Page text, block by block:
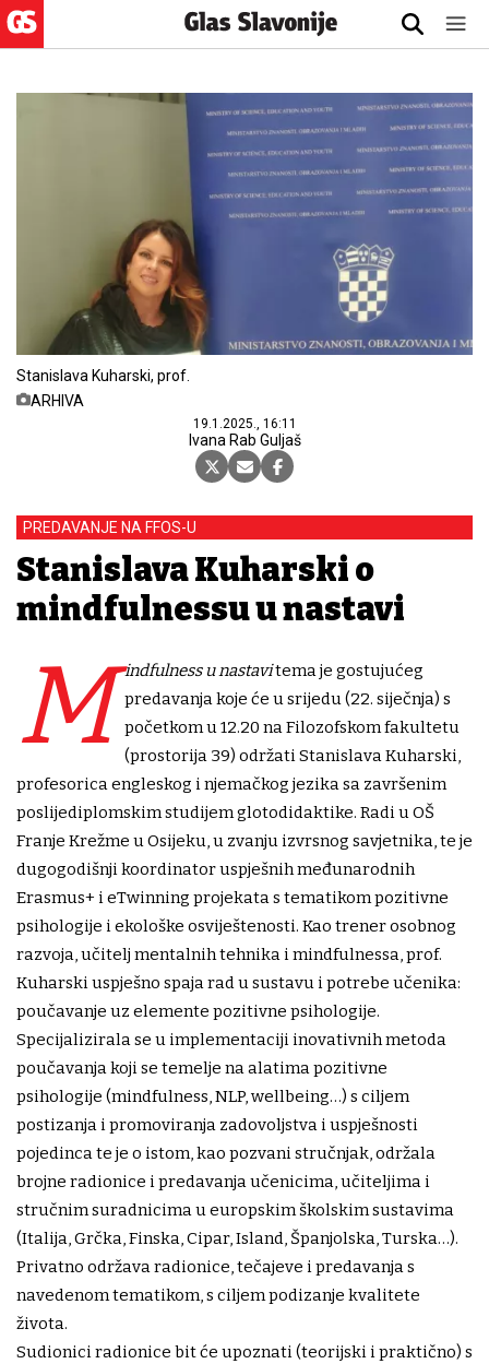
Stanislava Kuharski, prof.
ARHIVA
19.1.2025., 16:11
Ivana Rab Guljaš
PREDAVANJE NA FFOS-U
Stanislava Kuharski o
mindfulnessu u nastavi
M indfulness u nastavitema je gostujućeg
predavanja koje će u srijedu (22. siječnja) s
početkom u 12.20 na Filozofskom fakultetu
(prostorija 39) održati Stanislava Kuharski,
profesorica engleskog i njemačkog jezika sa završenim
poslijediplomskim studijem glotodidaktike. Radi u OŠ
Franje Krežme u Osijeku, u zvanju izvrsnog savjetnika, te je
dugogodišnji koordinator uspješnih međunarodnih
Erasmus+ i eTwinning projekata s tematikom pozitivne
psihologije i ekološke osviještenosti. Kao trener osobnog
razvoja, učitelj mentalnih tehnika i mindfulnessa, prof.
Kuharski uspješno spaja rad u sustavu i potrebe učenika:
poučavanje uz elemente pozitivne psihologije.
Specijalizirala se u implementaciji inovativnih metoda
poučavanja koji se temelje na alatima pozitivne
psihologije (mindfulness, NLP, wellbeing…) s ciljem
postizanja i promoviranja zadovoljstva i uspješnosti
pojedinca te je o istom, kao pozvani stručnjak, održala
brojne radionice i predavanja učenicima, učiteljima i
stručnim suradnicima u europskim školskim sustavima
(Italija, Grčka, Finska, Cipar, Island, Španjolska, Turska…).
Privatno održava radionice, tečajeve i predavanja s
navedenom tematikom, s ciljem podizanje kvalitete
života.
Sudionici radionice bit će upoznati (teorijski i praktično) s